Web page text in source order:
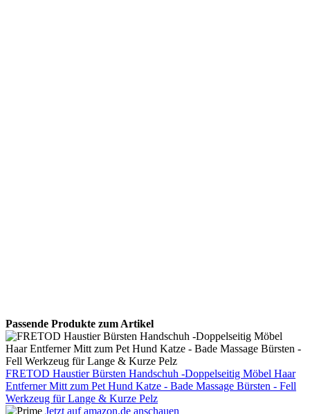
Passende Produkte zum Artikel
FRETOD Haustier Bürsten Handschuh -Doppelseitig Möbel Haar
Entferner Mitt zum Pet Hund Katze - Bade Massage Bürsten - Fell
Werkzeug für Lange & Kurze Pelz
Jetzt auf amazon.de anschauen